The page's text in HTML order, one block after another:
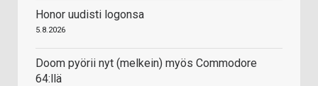
Honor uudisti logonsa
5.8.2026
Doom pyörii nyt (melkein) myös Commodore
64:llä